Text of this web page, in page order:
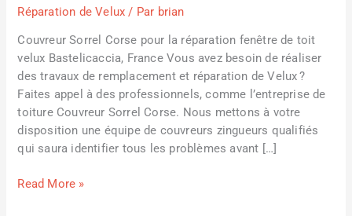
Réparation de Velux / Par brian
Couvreur Sorrel Corse pour la réparation fenêtre de toit
velux Bastelicaccia, France Vous avez besoin de réaliser
des travaux de remplacement et réparation de Velux ?
Faites appel à des professionnels, comme l’entreprise de
toiture Couvreur Sorrel Corse. Nous mettons à votre
disposition une équipe de couvreurs zingueurs qualifiés
qui saura identifier tous les problèmes avant […]
Bastelicaccia,
France
Read More »